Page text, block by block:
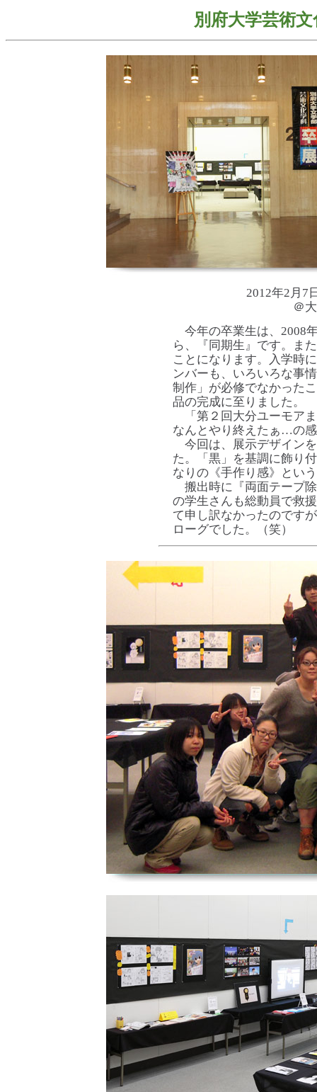
別府大学芸術
2012年2月7
＠
今年の卒業生は、2008
ら、『同期生』です。ま
ことになります。入学時
ンバーも、いろいろな事
制作」が必修でなかった
品の完成に至りました。
「第２回大分ユーモア
なんとやり終えたぁ…の
今回は、展示デザイン
た。「黒」を基調に飾り
なりの《手作り感》とい
搬出時に『両面テープ
の学生さんも総動員で救
て申し訳なかったのです
ローグでした。（笑）